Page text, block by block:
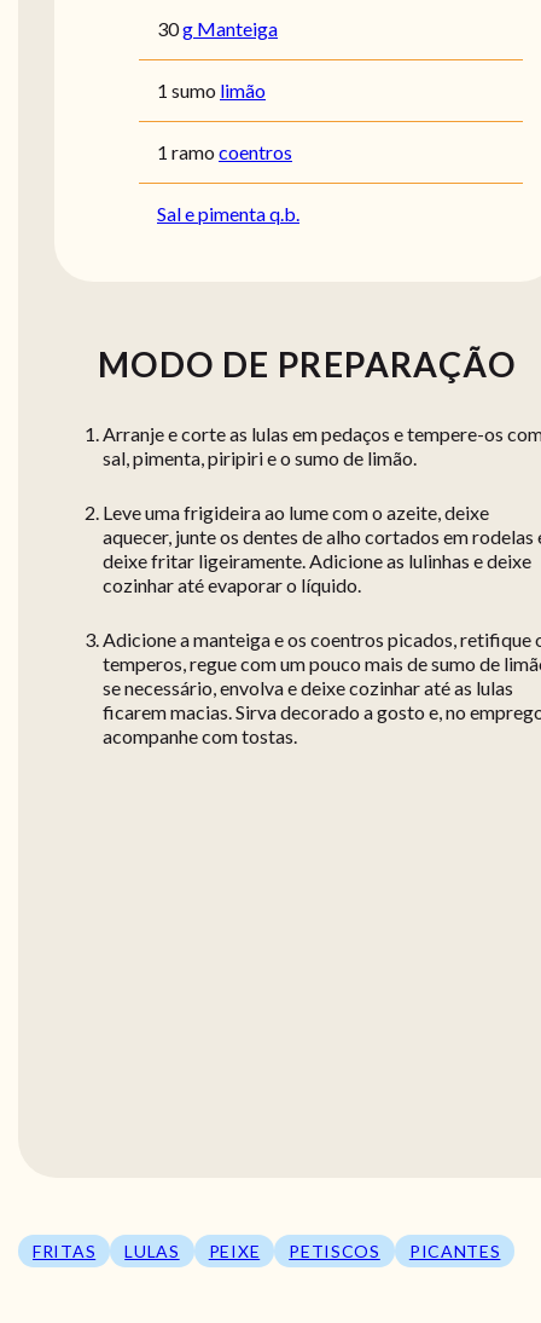
30g Manteiga
1 sumo limão
1 ramo coentros
Sal e pimenta q.b.
MODO DE PREPARAÇÃO
Arranje e corte as lulas em pedaços e tempere-os
sal, pimenta, piripiri e o sumo de limão.
Leve uma frigideira ao lume com o azeite, deixe
aquecer, junte os dentes de alho cortados em rodelas
deixe fritar ligeiramente. Adicione as lulinhas e deixe
cozinhar até evaporar o líquido.
Adicione a manteiga e os coentros picados, retifique
temperos, regue com um pouco mais de sumo de
se necessário, envolva e deixe cozinhar até as lulas
ficarem macias. Sirva decorado a gosto e, no
acompanhe com tostas.
FRITAS LULAS PEIXE PETISCOS PICANTES